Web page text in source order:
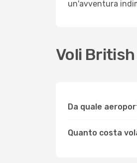
un'avventura
Voli
Da quale
Quanto costa